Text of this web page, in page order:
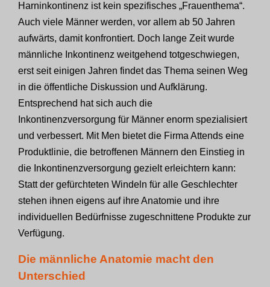
Harninkontinenz ist kein spezifisches „Frauenthema“.
Auch viele Männer werden, vor allem ab 50 Jahren
aufwärts, damit konfrontiert. Doch lange Zeit wurde
männliche Inkontinenz weitgehend totgeschwiegen,
erst seit einigen Jahren findet das Thema seinen Weg
in die öffentliche Diskussion und Aufklärung.
Entsprechend hat sich auch die
Inkontinenzversorgung für Männer enorm spezialisiert
und verbessert. Mit Men bietet die Firma Attends eine
Produktlinie, die betroffenen Männern den Einstieg in
die Inkontinenzversorgung gezielt erleichtern kann:
Statt der gefürchteten Windeln für alle Geschlechter
stehen ihnen eigens auf ihre Anatomie und ihre
individuellen Bedürfnisse zugeschnittene Produkte zur
Verfügung.
Die männliche Anatomie macht den
Unterschied